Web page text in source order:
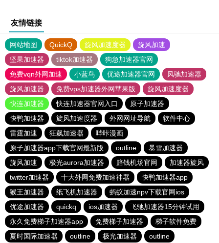
友情链接
网站地图 QuickQ 旋风加速度器
旋风加速
坚果加速器
tiktok加速器
狗急加速器官网
免费vqn外网加速
小蓝鸟 优途加速器官网
风驰加速器
旋风加速器
免费vps加速器外网苹果版
旋风加速度器
快连加速器
快连加速器官网入口
原子加速器
快鸭加速器
旋风加速度器 外网网址导航
软件中心
雷霆加速
狂飙加速器
哔咔漫画
原子加速器app下载官网最新版
outline
暴雪加速器
旋风加速
极光aurora加速器 赔钱机场官网
加速器旋风
twitter加速器
十大外网免费加速神器
快鸭加速器app
猴王加速器
纸飞机加速器
蚂蚁加速npv下载官网ios
优途加速器
quickq ios加速器
飞驰加速器15分钟试用
永久免费梯子加速器app
免费梯子加速器
梯子软件免费
夏时国际加速器
outline 极光加速器 outline